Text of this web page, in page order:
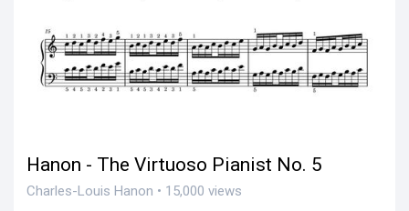
Hanon - The Virtuoso Pianist No. 5
Charles-Louis Hanon • 15,000 views